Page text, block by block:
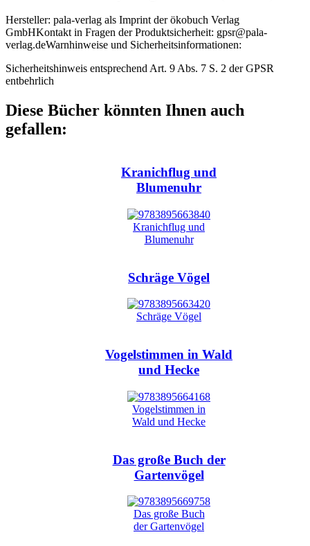
Hersteller: pala-verlag als Imprint der ökobuch Verlag
GmbHKontakt in Fragen der Produktsicherheit: gpsr@pala-
verlag.deWarnhinweise und Sicherheitsinformationen:
Sicherheitshinweis entsprechend Art. 9 Abs. 7 S. 2 der GPSR
entbehrlich
Diese Bücher könnten Ihnen auch
gefallen:
Kranichflug und
Blumenuhr
Schräge Vögel
Vogelstimmen in Wald
und Hecke
Das große Buch der
Gartenvögel